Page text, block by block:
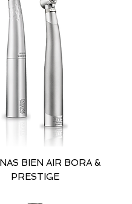
BIEN AIR BORA &
PRESTIGE